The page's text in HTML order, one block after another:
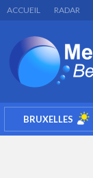
ACCUEIL RADAR
BRUXELLES